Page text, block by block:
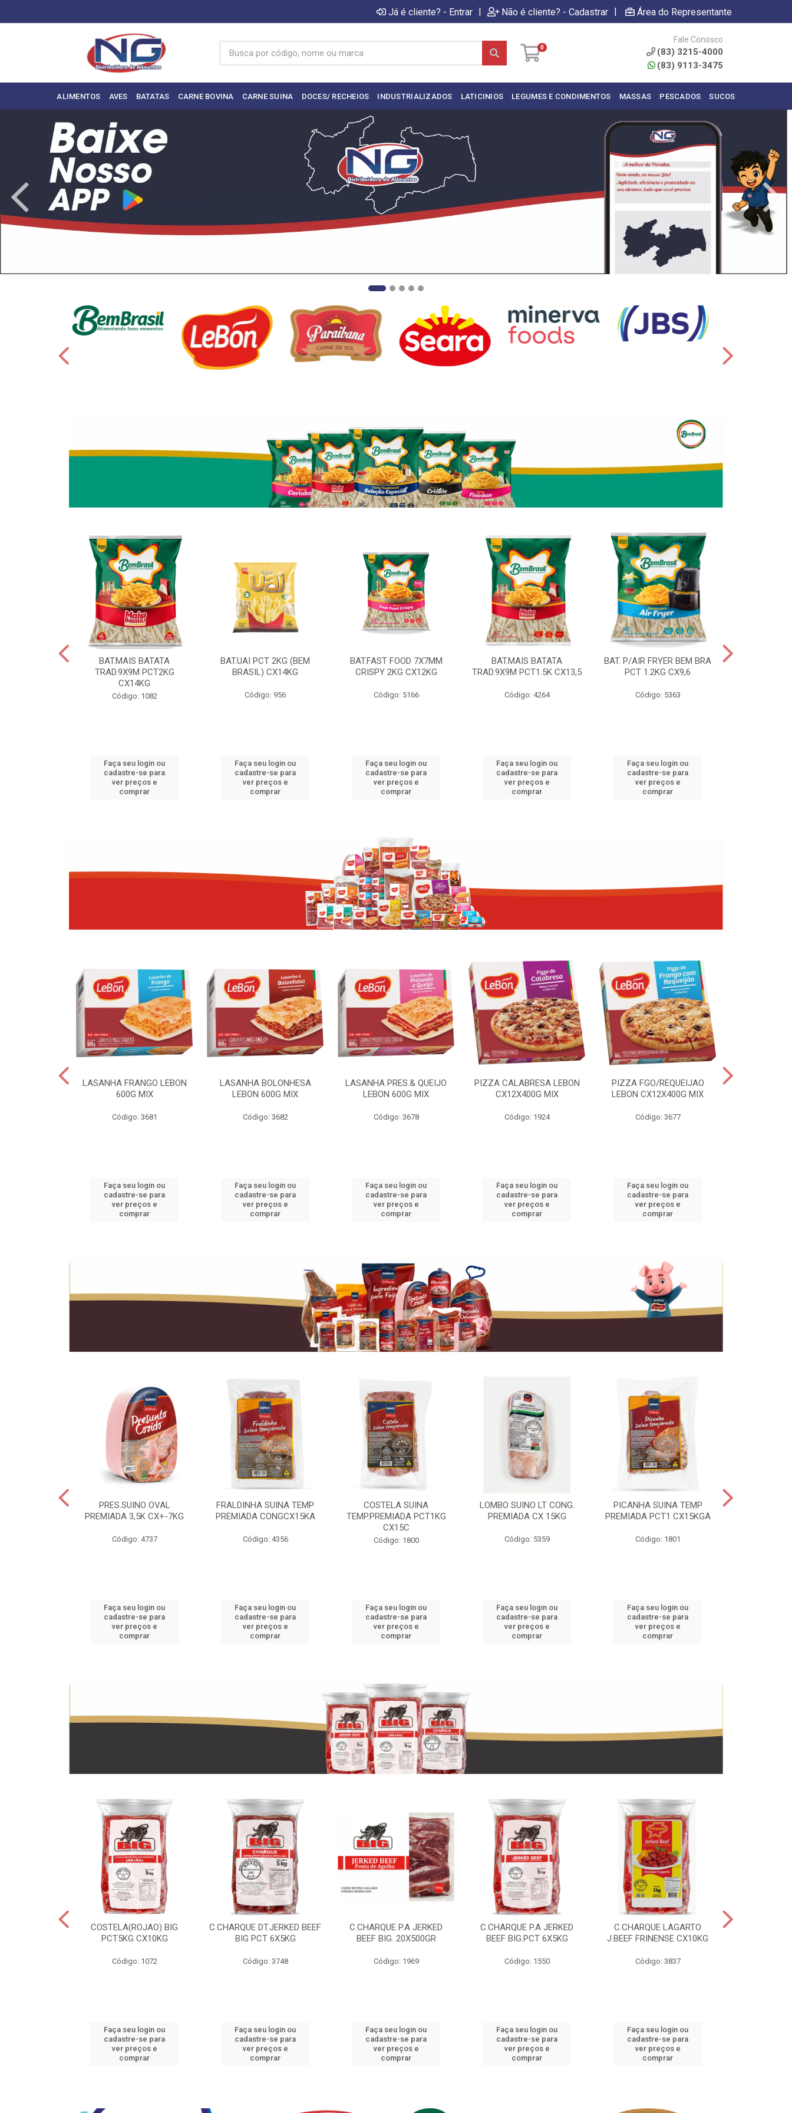
Já é cliente? - Entrar | Não é cliente? - Cadastrar | Área do Representante
0
Fale Conosco
(83) 3215-4000
(83) 9113-3475
ALIMENTOS AVES BATATAS CARNE BOVINA CARNE SUINA DOCES/ RECHEIOS INDUSTRIALIZADOS LATICINIOS LEGUMES E CONDIMENTOS MASSAS PESCADOS SUCOS
BAT.MAIS BATATA
TRAD.9X9M PCT2KG
CX14KG
Código: 1082
Faça seu login ou
cadastre-se para
ver preços e
comprar
BAT.UAI PCT 2KG (BEM
BRASIL) CX14KG
Código: 956
Faça seu login ou
cadastre-se para
ver preços e
comprar
BAT.FAST FOOD 7X7MM
CRISPY 2KG CX12KG
Código: 5166
Faça seu login ou
cadastre-se para
ver preços e
comprar
BAT.MAIS BATATA
TRAD.9X9M PCT1.5K CX13,5
Código: 4264
Faça seu login ou
cadastre-se para
ver preços e
comprar
BAT. P/AIR FRYER BEM BRA
PCT 1.2KG CX9,6
Código: 5363
Faça seu login ou
cadastre-se para
ver preços e
comprar
LASANHA FRANGO LEBON
600G MIX
Código: 3681
Faça seu login ou
cadastre-se para
ver preços e
comprar
LASANHA BOLONHESA
LEBON 600G MIX
Código: 3682
Faça seu login ou
cadastre-se para
ver preços e
comprar
LASANHA PRES.& QUEIJO
LEBON 600G MIX
Código: 3678
Faça seu login ou
cadastre-se para
ver preços e
comprar
PIZZA CALABRESA LEBON
CX12X400G MIX
Código: 1924
Faça seu login ou
cadastre-se para
ver preços e
comprar
PIZZA FGO/REQUEIJAO
LEBON CX12X400G MIX
Código: 3677
Faça seu login ou
cadastre-se para
ver preços e
comprar
PRES.SUINO OVAL
PREMIADA 3,5K CX+-7KG
Código: 4737
Faça seu login ou
cadastre-se para
ver preços e
comprar
FRALDINHA SUINA TEMP
PREMIADA CONGCX15KA
Código: 4356
Faça seu login ou
cadastre-se para
ver preços e
comprar
COSTELA SUINA
TEMP.PREMIADA PCT1KG
CX15C
Código: 1800
Faça seu login ou
cadastre-se para
ver preços e
comprar
LOMBO SUINO LT CONG.
PREMIADA CX 15KG
Código: 5359
Faça seu login ou
cadastre-se para
ver preços e
comprar
PICANHA SUINA TEMP
PREMIADA PCT1 CX15KGA
Código: 1801
Faça seu login ou
cadastre-se para
ver preços e
comprar
COSTELA(ROJAO) BIG
PCT5KG CX10KG
Código: 1072
Faça seu login ou
cadastre-se para
ver preços e
comprar
C.CHARQUE DT.JERKED BEEF
BIG PCT 6X5KG
Código: 3748
Faça seu login ou
cadastre-se para
ver preços e
comprar
C.CHARQUE P.A JERKED
BEEF BIG. 20X500GR
Código: 1969
Faça seu login ou
cadastre-se para
ver preços e
comprar
C.CHARQUE P.A JERKED
BEEF BIG.PCT 6X5KG
Código: 1550
Faça seu login ou
cadastre-se para
ver preços e
comprar
C.CHARQUE LAGARTO
J.BEEF FRINENSE CX10KG
Código: 3837
Faça seu login ou
cadastre-se para
ver preços e
comprar